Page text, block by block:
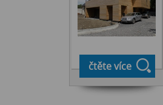
čtěte více